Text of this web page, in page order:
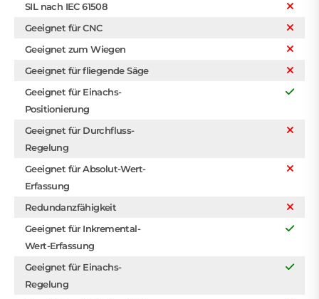
SIL nach IEC 61508
Geeignet für CNC
Geeignet zum Wiegen
Geeignet für fliegende Säge
Geeignet für Einachs-
Positionierung
Geeignet für Durchfluss-
Regelung
Geeignet für Absolut-Wert-
Erfassung
Redundanzfähigkeit
Geeignet für Inkremental-
Wert-Erfassung
Geeignet für Einachs-
Regelung